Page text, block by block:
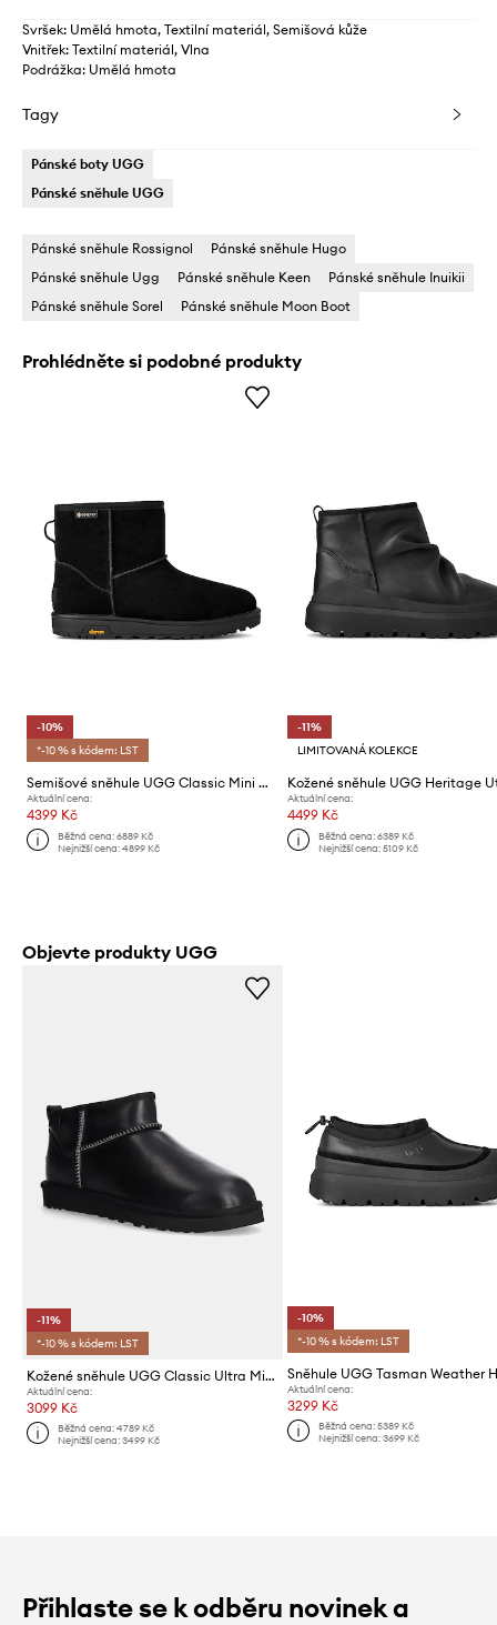
Svršek: Umělá hmota, Textilní materiál, Semišová kůže
Vnitřek: Textilní materiál, Vlna
Podrážka: Umělá hmota
Tagy
Pánské boty UGG
Pánské sněhule UGG
Pánské sněhule Rossignol
Pánské sněhule Hugo
Pánské sněhule Ugg
Pánské sněhule Keen
Pánské sněhule Inuikii
Pánské sněhule Sorel
Pánské sněhule Moon Boot
Prohlédněte si podobné produkty
-10%
*-10 % s kódem: LST
Semišové sněhule UGG Classic Mini GTX
Aktuální cena:
4399 Kč
Běžná cena:6889 Kč
Nejnižší cena:4899 Kč
-11%
LIMITOVANÁ KOLEKCE
Aktuální cena:
4499 Kč
Běžná cena: 6389 Kč
Nejnižší cena: 5109 Kč
Objevte produkty UGG
-11%
*-10 % s kódem: LST
Kožené sněhule UGG Classic Ultra Mini Lthr Regen
Aktuální cena:
3099 Kč
Běžná cena:4789 Kč
Nejnižší cena:3499 Kč
-10%
*-10 % s kódem: LST
Sněhule UGG Tasman Weather
Aktuální cena:
3299 Kč
Běžná cena: 5389 Kč
Nejnižší cena: 3699 Kč
Přihlaste se k odběru novinek a